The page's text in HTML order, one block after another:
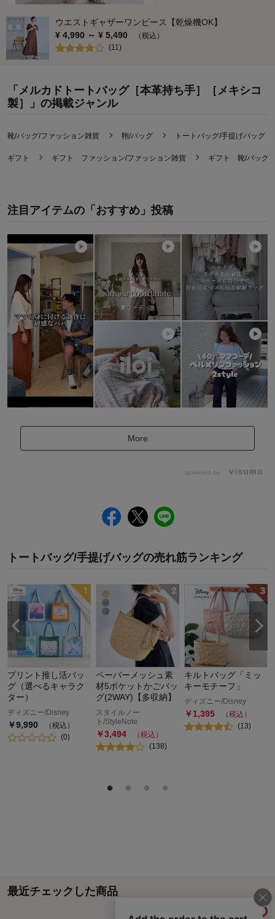
ウエストギャザーワンピース【乾燥機OK】
¥ 4,990 ～ ¥ 5,490
（税込）
(11)
「メルカドトートバッグ［本革持ち手］［メキシコ
製］」の掲載ジャンル
靴/バッグ/ファッション雑貨 鞄/バッグ トートバッグ/手提げバッグ
ギフト ギフト ファッション/ファッション雑貨 ギフト 靴/バッグ
注目アイテムの「おすすめ」投稿
More
powered by
トートバッグ/手提げバッグの売れ筋ランキング
プリント推し活バッ
グ（選べるキャラク
ター）
ディズニー/Disney
￥9,990
（税込）
(0)
ペーパーメッシュ素
材5ポケットかごバッ
グ(2WAY)【多収納】
スタイルノー
ト/StyleNote
￥3,494
（税込）
(138)
キルトバッグ「ミッ
キーモチーフ」
ディズニー/Disney
￥1,395
（税込）
(13)
最近チェックした商品